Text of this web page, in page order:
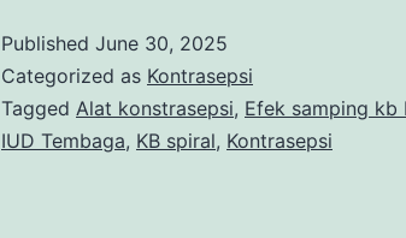
KB
IUD
yang
Published June 30, 2025
Categorized as Kontrasepsi
Tagged Alat konstrasepsi, Efek samping kb
IUD Tembaga, KB spiral, Kontrasepsi